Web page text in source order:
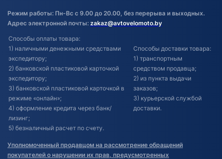
Режим работы: Пн-Вс с 9.00 до 20.00, без перерыва и выходных.
Адрес электронной почты: zakaz@avtovelomoto.by
Способы оплаты товара:
1) наличными денежными средствами
экспедитору;
2) банковской пластиковой карточкой
экспедитору;
3) банковской пластиковой карточкой в
режиме «онлайн»;
4) оформление кредита через банк/
лизинг;
5) безналичный расчет по счету.
Способы доставки товара:
1) транспортным
средством продавца;
2) из пункта выдачи
заказов;
3) курьерской службой
доставки.
Уполномоченный продавцом на рассмотрение обращений
покупателей о нарушении их прав, предусмотренных